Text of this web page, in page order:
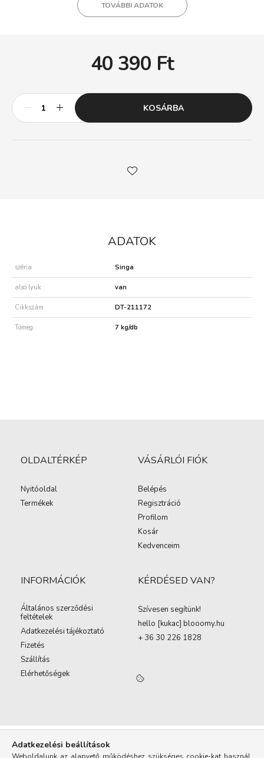
TOVÁBBI ADATOK
40 390 Ft
KOSÁRBA
ADATOK
széria Singa
alsó lyuk van
Cikkszám DT-211172
Tömeg 7 kg/db
OLDALTÉRKÉP
Nyitóoldal
Termékek
VÁSÁRLÓI FIÓK
Belépés
Regisztráció
Profilom
Kosár
Kedvenceim
INFORMÁCIÓK
Általános szerződési
feltételek
Adatkezelési tájékoztató
Fizetés
Szállítás
Elérhetőségek
KÉRDÉSED VAN?
Szívesen segítünk!
hello [kukac] blooomy.hu
+ 36 30 226 1828
Adatkezelési beállítások